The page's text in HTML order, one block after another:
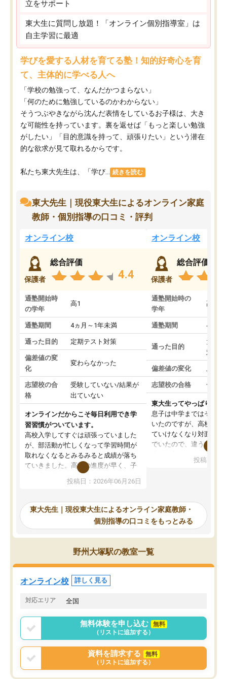
立をサポート
東大生に質問し放題！「オンライン個別指導室」は
自主学習に最適
学びを愛する人材を育てる塾！知的好奇心を育
て、主体的に学べる人へ
「学校の勉強って、なんだかつまらない」
「何のために勉強しているのかわからない」
そうつぶやきながら沈んだ表情をしているお子様は、大き
な可能性を持っています。裏を返せば「もっと楽しい勉強
がしたい」「目的意識を持って、頑張りたい」という潜在
的な欲求が見て取れるからです。
私たち東大先生は、「学び... 続きを読む
東大先生｜現役東大生によるオンライン家庭
教師・個別指導の口コミ・評判
オンライン校
保護者
総合評価
4.4
通塾開始時
の学年
高1
通塾期間 4ヵ月～1年未満
通った目的 定期テスト対策
偏差値の変
化
変わらなかった
志望校の合
格
受験していない/結果が
出ていない
オンラインだからこそ毎日利用でき学
習習慣がついています。
高校入学してすぐは頑張っていました
が、部活動が忙しくなって学習時間が
取れなくなるとみるみると成績が落ち
ていきました。高校の進度が早く、子
供も家に帰って勉強の話すると嫌な反
応を示します。東大先生にお願いして
れるので、親としても安心です。毎日
使える自習室とかもあり、わからない
ところがあれば先生が回答してくれる
のも重宝しています。
投稿日：2026年06月26日
オンライン校
保護者
総合評価
通塾開始時の
学年
高3
通塾期間 4ヵ月
通った目的
大学
対策
偏差値の変化 上が
志望校の合格 合格
東大生ってやっぱりすご
息子は中学まではそこそ
いたのですが、高校に入
ていけなくなり対面の塾
でいたので、違うアプロ
で、当初は模試でD判定
自習室が毎日使えていつ
るのが心強かったよう
謝です。
投稿日：
東大先生｜現役東大生によるオンライン家庭教師・
個別指導の口コミをもっとみる
野州大塚駅の教室一覧
オンライン校 詳しく見る
対応エリア 全国
無料体験を申し込む
無料
（リストに追加する）
資料を請求する
無料
（リストに追加する）